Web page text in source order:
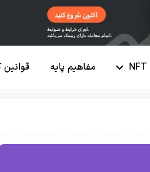
مفاهیم پایه